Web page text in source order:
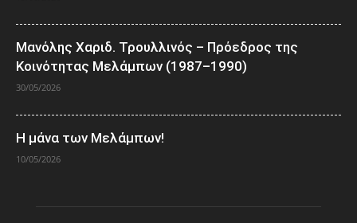
Μανόλης Χαριδ. Τρουλλινός – Πρόεδρος της
Κοινότητας Μελάμπων (1987–1990)
30/05/2026
Η μάνα των Μελάμπων!
10/05/2026